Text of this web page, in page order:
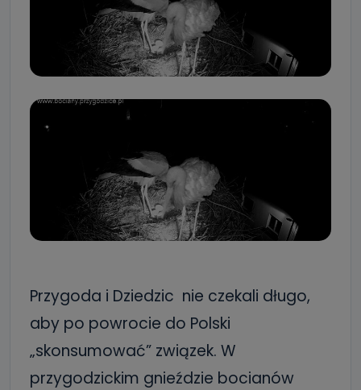
Przygoda i Dziedzic nie czekali długo,
aby po powrocie do Polski
„skonsumować” związek. W
przygodzickim gnieździe bocianów